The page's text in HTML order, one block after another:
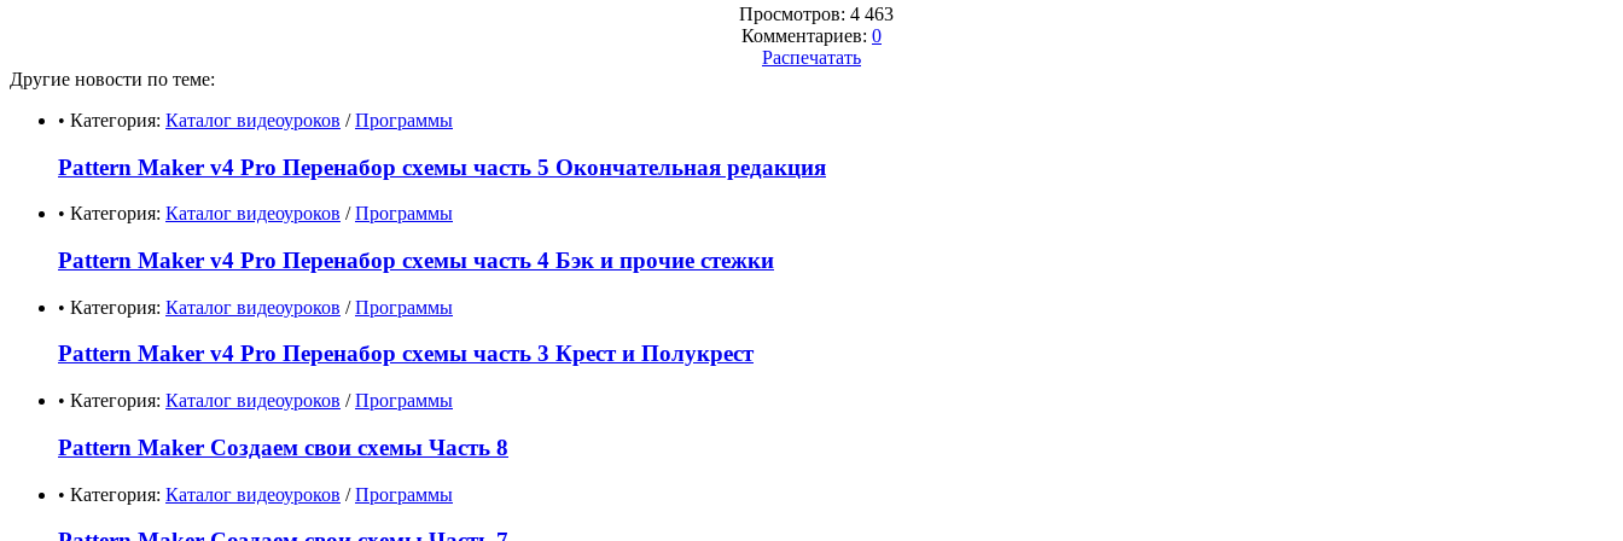
Просмотров: 4 463
Комментариев: 0
Распечатать
Другие новости по теме:
• Категория: Каталог видеоуроков /Программы
Pattern Maker v4 Pro Перенабор схемы часть 5 Окончательная редакция
• Категория: Каталог видеоуроков /Программы
Pattern Maker v4 Pro Перенабор схемы часть 4 Бэк и прочие стежки
• Категория: Каталог видеоуроков /Программы
Pattern Maker v4 Pro Перенабор схемы часть 3 Крест и Полукрест
• Категория: Каталог видеоуроков /Программы
Pattern Maker Создаем свои схемы Часть 8
• Категория: Каталог видеоуроков /Программы